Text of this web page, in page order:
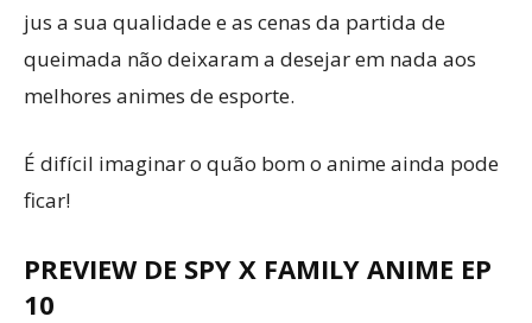
jus a sua qualidade e as cenas da partida de
queimada não deixaram a desejar em nada aos
melhores animes de esporte.
É difícil imaginar o quão bom o anime ainda pode
ficar!
PREVIEW DE SPY X FAMILY ANIME EP
10